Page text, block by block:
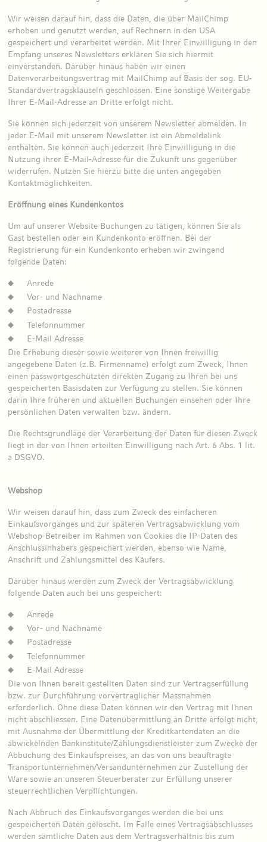
Wir weisen darauf hin, dass die Daten, die über MailChimp
erhoben und genutzt werden, auf Rechnern in den USA
gespeichert und verarbeitet werden. Mit Ihrer Einwilligung in den
Empfang unseres Newsletters erklären Sie sich hiermit
einverstanden. Darüber hinaus haben wir einen
Datenverarbeitungsvertrag mit MailChimp auf Basis der sog. EU-
Standardvertragsklauseln geschlossen. Eine sonstige Weitergabe
Ihrer E-Mail-Adresse an Dritte erfolgt nicht.
Sie können sich jederzeit von unserem Newsletter abmelden. In
jeder E-Mail mit unserem Newsletter ist ein Abmeldelink
enthalten. Sie können auch jederzeit Ihre Einwilligung in die
Nutzung ihrer E-Mail-Adresse für die Zukunft uns gegenüber
widerrufen. Nutzen Sie hierzu bitte die unten angegeben
Kontaktmöglichkeiten.
Eröffnung eines Kundenkontos
Um auf unserer Website Buchungen zu tätigen, können Sie als
Gast bestellen oder ein Kundenkonto eröffnen. Bei der
Registrierung für ein Kundenkonto erheben wir zwingend
folgende Daten:
Anrede
Vor- und Nachname
Postadresse
Telefonnummer
E-Mail Adresse
Die Erhebung dieser sowie weiterer von Ihnen freiwillig
angegebene Daten (z.B. Firmenname) erfolgt zum Zweck, Ihnen
einen passwortgeschützten direkten Zugang zu Ihren bei uns
gespeicherten Basisdaten zur Verfügung zu stellen. Sie können
darin Ihre früheren und aktuellen Buchungen einsehen oder Ihre
persönlichen Daten verwalten bzw. ändern.
Die Rechtsgrundlage der Verarbeitung der Daten für diesen Zweck
liegt in der von Ihnen erteilten Einwilligung nach Art. 6 Abs. 1 lit.
a DSGVO.
Webshop
Wir weisen darauf hin, dass zum Zweck des einfacheren
Einkaufsvorganges und zur späteren Vertragsabwicklung vom
Webshop-Betreiber im Rahmen von Cookies die IP-Daten des
Anschlussinhabers gespeichert werden, ebenso wie Name,
Anschrift und Zahlungsmittel des Käufers.
Darüber hinaus werden zum Zweck der Vertragsabwicklung
folgende Daten auch bei uns gespeichert:
Anrede
Vor- und Nachname
Postadresse
Telefonnummer
E-Mail Adresse
Die von Ihnen bereit gestellten Daten sind zur Vertragserfüllung
bzw. zur Durchführung vorvertraglicher Massnahmen
erforderlich. Ohne diese Daten können wir den Vertrag mit Ihnen
nicht abschliessen. Eine Datenübermittlung an Dritte erfolgt nicht,
mit Ausnahme der Übermittlung der Kreditkartendaten an die
abwickelnden Bankinstitute/Zahlungsdienstleister zum Zwecke der
Abbuchung des Einkaufspreises, an das von uns beauftragte
Transportunternehmen/Versandunternehmen zur Zustellung der
Ware sowie an unseren Steuerberater zur Erfüllung unserer
steuerrechtlichen Verpflichtungen.
Nach Abbruch des Einkaufsvorganges werden die bei uns
gespeicherten Daten gelöscht. Im Falle eines Vertragsabschlusses
werden sämtliche Daten aus dem Vertragsverhältnis bis zum